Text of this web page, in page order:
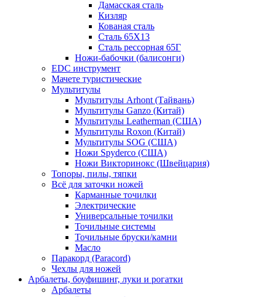
Дамасская сталь
Кизляр
Кованая сталь
Сталь 65Х13
Сталь рессорная 65Г
Ножи-бабочки (балисонги)
EDC инструмент
Мачете туристические
Мультитулы
Мультитулы Arhont (Тайвань)
Мультитулы Ganzo (Китай)
Мультитулы Leatherman (США)
Мультитулы Roxon (Китай)
Мультитулы SOG (США)
Ножи Spyderco (США)
Ножи Викторинокс (Швейцария)
Топоры, пилы, тяпки
Всё для заточки ножей
Карманные точилки
Электрические
Универсальные точилки
Точильные системы
Точильные бруски/камни
Масло
Паракорд (Paracord)
Чехлы для ножей
Арбалеты, боуфишинг, луки и рогатки
Арбалеты